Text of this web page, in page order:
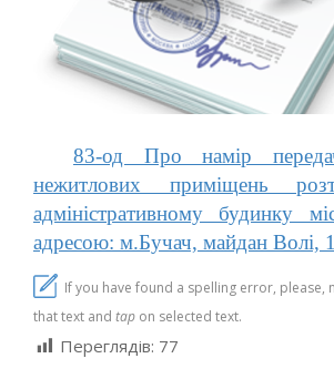
83-од Про намір
нежитлових приміщень
адміністративному будинку
адресою: м.Бучач, майдан Волі, 1
If you have found a spelling error, please,
that text and tap on selected text.
Переглядів: 77